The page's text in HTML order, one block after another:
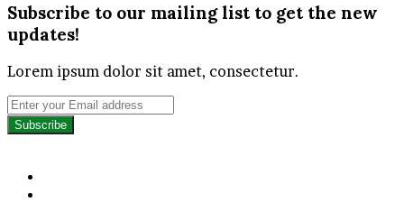
Subscribe to our mailing list to get the new
updates!
Lorem ipsum dolor sit amet, consectetur.
Enter
your
Email